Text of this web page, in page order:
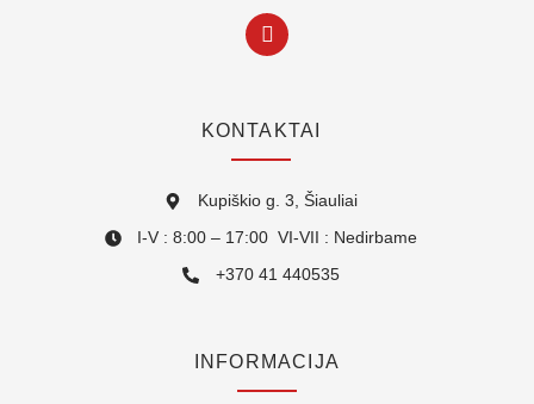
KONTAKTAI
Kupiškio g. 3, Šiauliai
I-V : 8:00 – 17:00 VI-VII : Nedirbame
+370 41 440535
INFORMACIJA